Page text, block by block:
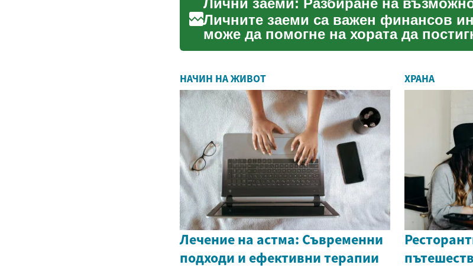
Личните заеми са важен финансов
може да помогне на хората да
или да преодолея...
НАЧИН НА ЖИВОТ
Лечение на астма: Съвременни
подходи и ефективни терапии
ХРАНА